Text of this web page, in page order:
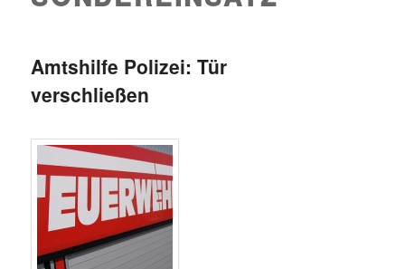
Amtshilfe Polizei: Tür
verschließen